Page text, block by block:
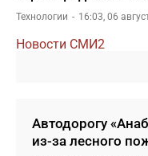
Технологии 16:03, 06
Новости СМИ2
Автодорогу
из-за лесного